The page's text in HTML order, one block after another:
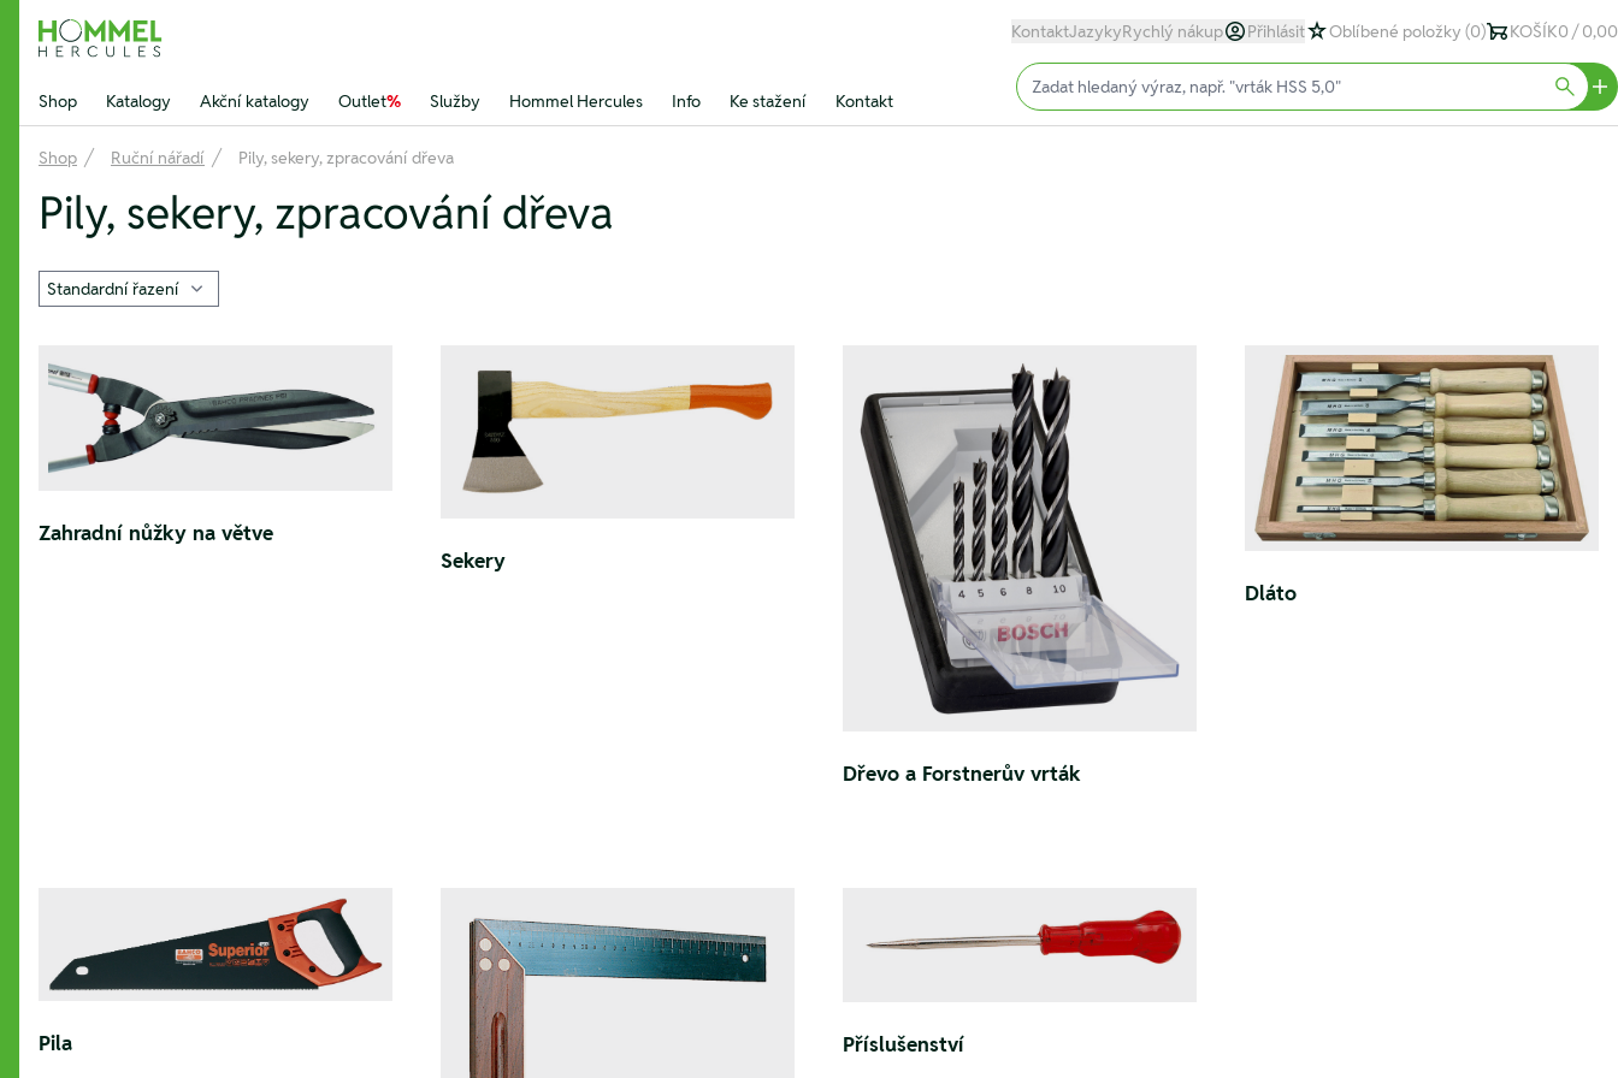
Hommel Hercules
KontaktJazykyRychlý nákup Přihlásit Oblíbené položky (0) KOŠÍK0 / 0,00
Shop Katalogy Akční katalogy Outlet% Služby Hommel Hercules Info Ke stažení Kontakt
Input (text)
Shop Ruční nářadí Pily, sekery, zpracování dřeva
Pily, sekery, zpracování dřeva
Zahradní nůžky na větve
Sekery
Dřevo a Forstnerův vrták
Dláto
Pila Příslušenství